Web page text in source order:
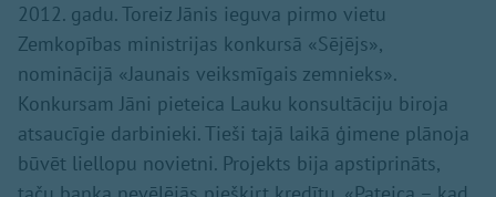
2012. gadu. Toreiz Jānis ieguva pirmo vietu
Zemkopības ministrijas konkursā «Sējējs»,
nominācijā «Jaunais veiksmīgais zemnieks».
Konkursam Jāni pieteica Lauku konsultāciju biroja
atsaucīgie darbinieki. Tieši tajā laikā ģimene plānoja
būvēt liellopu novietni. Projekts bija apstiprināts,